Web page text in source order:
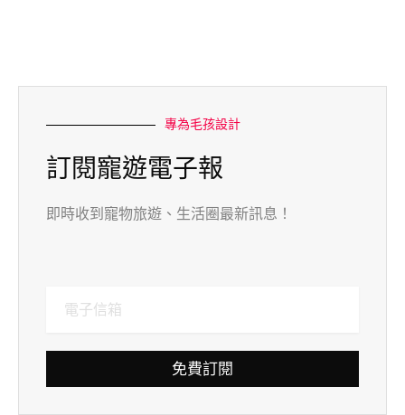
專為毛孩設計
訂閱寵遊電子報
即時收到寵物旅遊、生活圈最新訊息！
免費訂閱